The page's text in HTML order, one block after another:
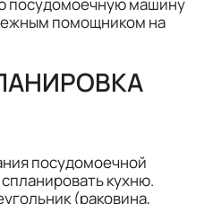
помощником на
посудомоечной
кухню.
(раковина,